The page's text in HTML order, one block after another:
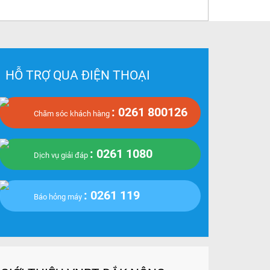
HỖ TRỢ QUA ĐIỆN THOẠI
Chăm sóc khách hàng : 0261 800126
Dịch vụ giải đáp : 0261 1080
Báo hỏng máy : 0261 119